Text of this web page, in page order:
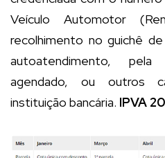
Veículo Automotor
recolhimento no guichê
autoatendimento,
agendado, ou outros
instituição bancária. IPVA